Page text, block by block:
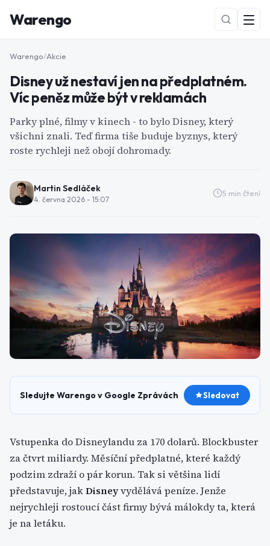
Warengo
NOVÉ
Warengo/Akcie
Disney už nestaví jen na předplatném.
Víc peněz může být v reklamách
Parky plné, filmy v kinech - to bylo Disney, který
všichni znali. Teď firma tiše buduje byznys, který
roste rychleji než obojí dohromady.
Martin Sedláček
4. června 2026 - 15:07
5 min čtení
Sledujte Warengo v Google Zprávách Sledovat
Vstupenka do Disneylandu za 170 dolarů. Blockbuster
za čtvrt miliardy. Měsíční předplatné, které každý
podzim zdraží o pár korun. Tak si většina lidí
představuje, jakDisneyvydělává peníze. Jenže
nejrychleji rostoucí část firmy bývá málokdy ta, která
je na letáku.